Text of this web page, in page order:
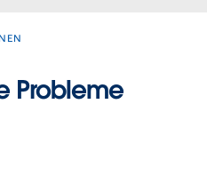
Probleme